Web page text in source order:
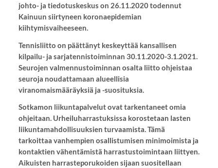
johto- ja tiedotuskeskus on 26.11.2020 todennut
Kainuun siirtyneen koronaepidemian
kiihtymisvaiheeseen.
Tennisliitto on päättänyt keskeyttää kansallisen
kilpailu- ja sarjatennistoiminnan 30.11.2020-3.1.2021.
Seurojen valmennustoiminnan osalta liitto ohjeistaa
seuroja noudattamaan alueellisia
viranomaismääräyksiä ja -suosituksia.
Sotkamon liikuntapalvelut ovat tarkentaneet omia
ohjeitaan. Urheiluharrastuksissa korostetaan lasten
liikuntamahdollisuuksien turvaamista. Tämä
tarkoittaa vanhempien osallistumisen minimoimista ja
kontaktien vähentämistä harrastustoimintaan liittyen.
Aikuisten harrasteporukoiden sijaan suositellaan